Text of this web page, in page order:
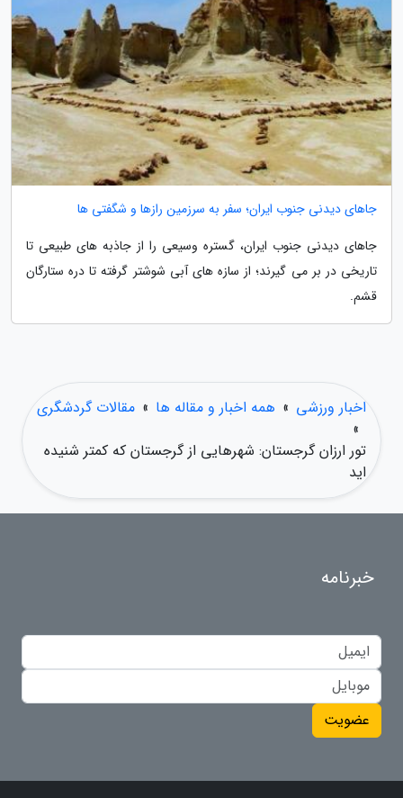
جاهای دیدنی جنوب ایران؛ سفر به سرزمین رازها و شگفتی ها
جاهای دیدنی جنوب ایران، گستره وسیعی را از جاذبه های طبیعی تا
تاریخی در بر می گیرند؛ از سازه های آبی شوشتر گرفته تا دره ستارگان
قشم.
اخبار ورزشی » همه اخبار و مقاله ها » مقالات گردشگری
»
تور ارزان گرجستان: شهرهایی از گرجستان که کمتر شنیده
اید
خبرنامه
عضویت